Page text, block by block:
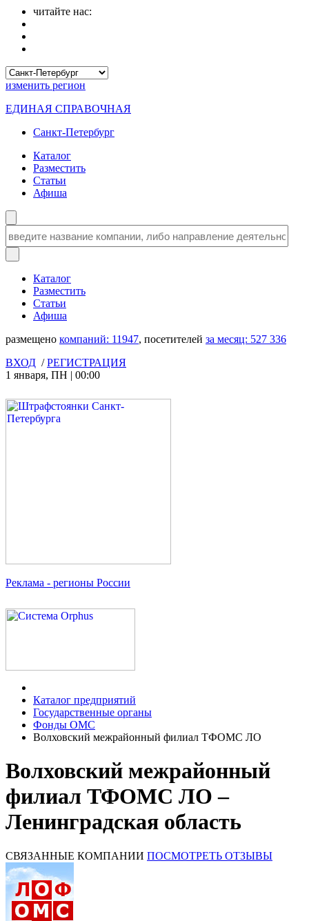
читайте нас:
изменить регион
ЕДИНАЯ СПРАВОЧНАЯ
Санкт-Петербург
Каталог
Разместить
Статьи
Афиша
Каталог
Разместить
Статьи
Афиша
размещено компаний: 11947, посетителей за месяц: 527 336
ВХОД /РЕГИСТРАЦИЯ
1 января, ПН | 00:00
Реклама - регионы России
Каталог предприятий
Государственные органы
Фонды ОМС
Волховский межрайонный филиал ТФОМС ЛО
Волховский межрайонный
филиал ТФОМС ЛО –
Ленинградская область
СВЯЗАННЫЕ КОМПАНИИ ПОСМОТРЕТЬ ОТЗЫВЫ